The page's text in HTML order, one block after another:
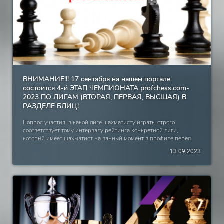
Никишов Александр 2009 Саратовская область, с. Балтай 24,5
38 Травулька Владимир 2012 Екатеринбург 24,5 39 Абдрашитов
Дмитрий 1993 Челябинская область, Еманжелинск 24 40
Субботин Александр 1975 Челябинская область, Миасс 24
ВНИМАНИЕ!!! 17 сентября на нашем портале
состоится 4-й ЭТАП ЧЕМПИОНАТА profchess.com-
2023 ПО ЛИГАМ (ВТОРАЯ, ПЕРВАЯ, ВЫСШАЯ) В
РАЗДЕЛЕ БЛИЦ!
Вопрос участия, в какой лиге шахматисту играть, строго
соответствует тому интервалу рейтинга конкретной лиги,
который имеет шахматист на данный момент в профиле перед
Первая лига – 1820 – 1950 Высшая лига – 1951 и выше. Начало
туров, 5+3 Высшая лига – 18.00 МСК, круговая система, 5+3
НОВИЧКИ ПОРТАЛА ИМЕЮТ РЕЙТИНГ - 1800. Для выхода в
финал Чемпионата необходимо: во Второй лиге на этапе занять
1-3 место, в Первой лиге на этапе – 1-2 место, в Высшей лиге – 1
место! Шахматисты, получившие право участия в финале на
предыдущих этапах, в последующих этапах играют ВНЕ ЗАЧЁТА
13.09.2023